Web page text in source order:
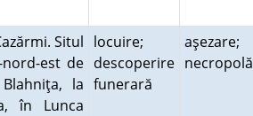
Situl
est de
la
în Lunca
locuire;
descoperire
funerară
aşezare;
necropolă